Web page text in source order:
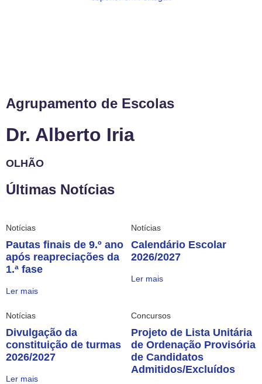
Agrupamento de Escolas
Dr. Alberto Iria
OLHÃO
Últimas Notícias
Notícias
Pautas finais de 9.º ano
após reapreciações da
1.ª fase
Ler mais
Notícias
Calendário Escolar
2026/2027
Ler mais
Notícias
Divulgação da
constituição de turmas
2026/2027
Ler mais
Concursos
Projeto de Lista Unitária
de Ordenação Provisória
de Candidatos
Admitidos/Excluídos